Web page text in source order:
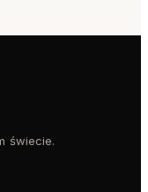
świecie.